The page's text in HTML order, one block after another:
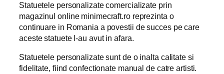
Statuetele personalizate comercializate prin
magazinul online minimecraft.ro reprezinta o
continuare in Romania a povestii de succes pe care
aceste statuete l-au avut in afara.
Statuetele personalizate sunt de o inalta calitate si
fidelitate, fiind confectionate manual de catre artisti.